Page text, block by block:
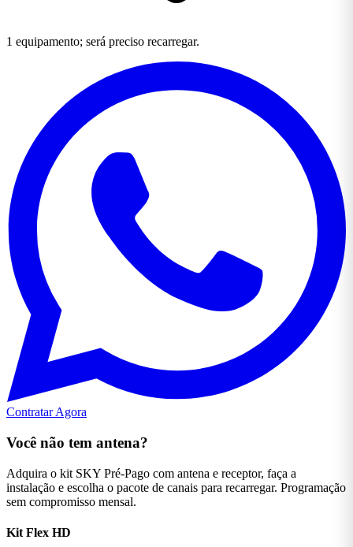
1 equipamento; será preciso recarregar.
Contratar Agora
Você não tem antena?
Adquira o kit SKY Pré-Pago com antena e receptor, faça a
instalação e escolha o pacote de canais para recarregar. Programação
sem compromisso mensal.
Kit Flex HD